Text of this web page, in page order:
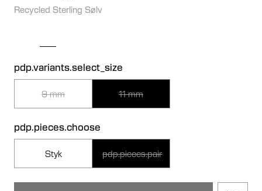
Recycled Sterling Sølv
pdp.variants.select_size
9 mm 11 mm
pdp.pieces.choose
Styk pdp.pieces.pair